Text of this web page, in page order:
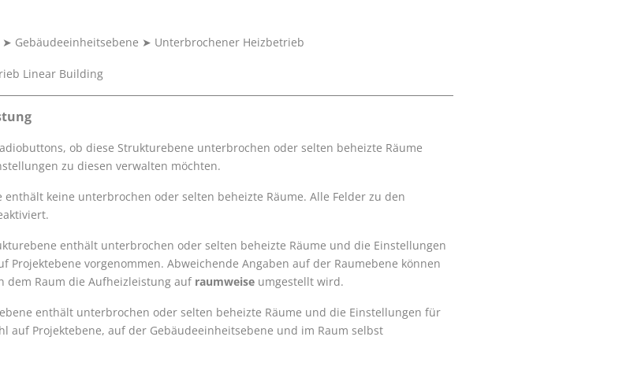
➤ Gebäudeeinheitsebene ➤ Unterbrochener Heizbetrieb
ob diese Strukturebene unterbrochen oder selten beheizte Räume
zu diesen verwalten möchten.
enthält keine unterbrochen oder selten beheizte Räume. Alle Felder zu den
enthält unterbrochen oder selten beheizte Räume und die Einstellungen
Projektebene vorgenommen. Abweichende Angaben auf der Raumebene können
dem Raum die Aufheizleistung auf raumweise umgestellt wird.
enthält unterbrochen oder selten beheizte Räume und die Einstellungen für
auf Projektebene, auf der Gebäudeeinheitsebene und im Raum selbst